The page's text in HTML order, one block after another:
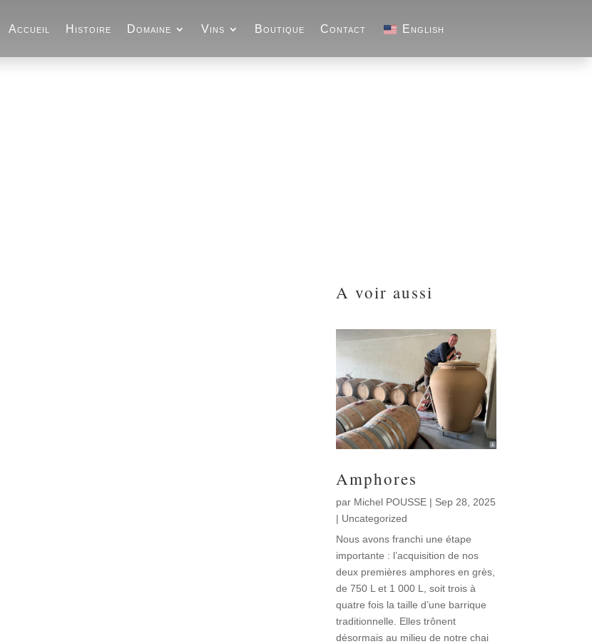
Accueil Histoire Domaine Vins Boutique Contact English
A voir aussi
Amphores
par Michel POUSSE | Sep 28, 2025
| Uncategorized
Nous avons franchi une étape
importante : l’acquisition de nos
deux premières amphores en grès,
de 750 L et 1 000 L, soit trois à
quatre fois la taille d’une barrique
traditionnelle. Elles trônent
désormais au milieu de notre chai